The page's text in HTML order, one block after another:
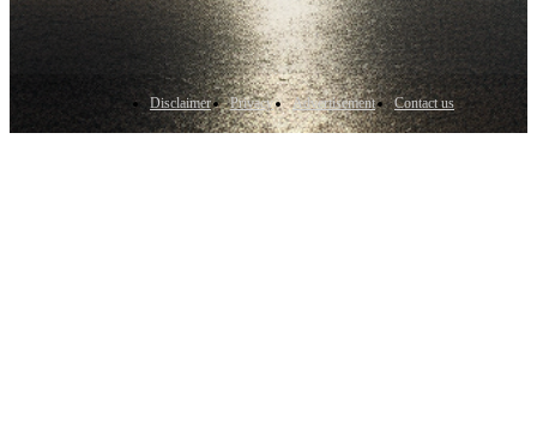
Disclaimer Privacy Advertisement Contact us